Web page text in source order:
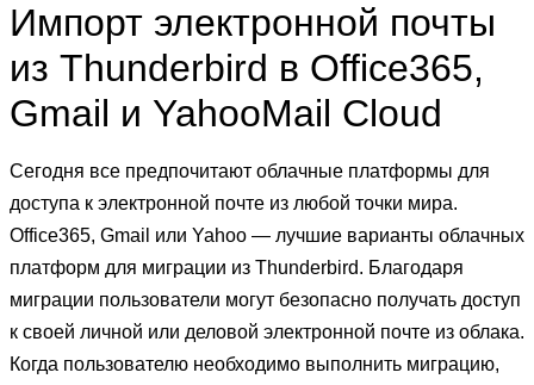
Импорт электронной почты
из Thunderbird в Office365,
Gmail и YahooMail Cloud
Сегодня все предпочитают облачные платформы для
доступа к электронной почте из любой точки мира.
Office365, Gmail или Yahoo — лучшие варианты облачных
платформ для миграции из Thunderbird. Благодаря
миграции пользователи могут безопасно получать доступ
к своей личной или деловой электронной почте из облака.
Когда пользователю необходимо выполнить миграцию,